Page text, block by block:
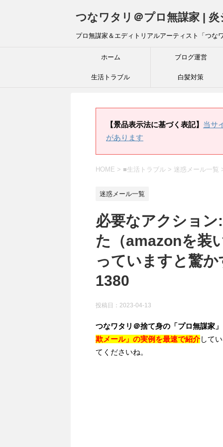
つなワタリ＠プロ無謀家 |
プロ無謀家＆エディトリアルアーティスト「つ
ホーム ブログ運営
生活トラブル 白髪対策
【景品表示法に基づく表記】 当サ
があります
HOME > ■生活トラブル > 迷惑メール一覧
迷惑メール一覧
必要なアクショ
た（amazonを装
っていますと驚
1380
投稿日： 2023-04-13
つなワタリ＠捨て身の「プロ無謀家
欺メール」の実例を最速で紹介して
てくださいね。